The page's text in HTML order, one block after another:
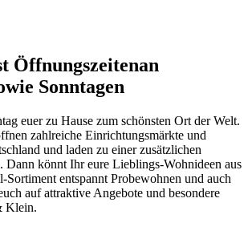
Öffnungszeitenan
Sonntagen
euer zu Hause zum schönsten Ort der Welt.
zahlreiche Einrichtungsmärkte und
und laden zu einer zusätzlichen
Dann könnt Ihr eure Lieblings-Wohnideen aus
Sortiment entspannt Probewohnen und auch
auf attraktive Angebote und besondere
Klein.